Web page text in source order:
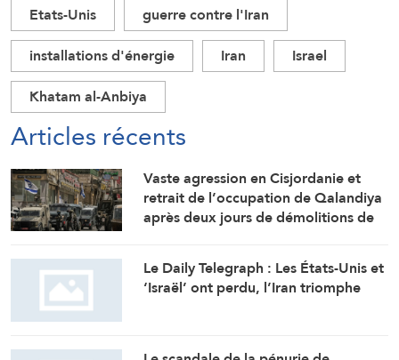
Etats-Unis
guerre contre l'Iran
installations d'énergie
Iran
Israel
Khatam al-Anbiya
Articles récents
Vaste agression en Cisjordanie et
retrait de l’occupation de Qalandiya
après deux jours de démolitions de
Le Daily Telegraph : Les États-Unis et
‘Israël’ ont perdu, l’Iran triomphe